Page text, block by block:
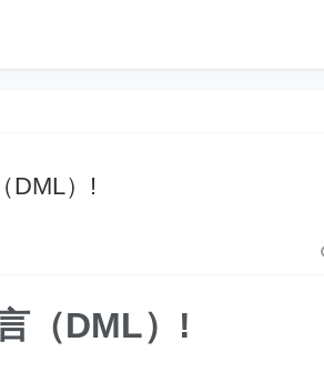
DML）!
（DML）!